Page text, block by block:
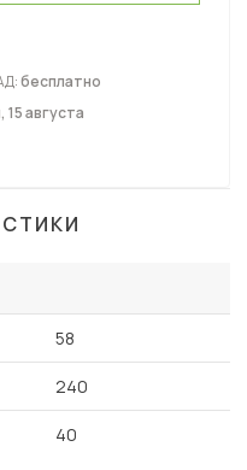
бесплатно
15 августа
58
240
40